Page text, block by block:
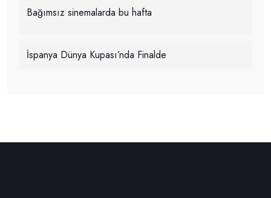
Bağımsız sinemalarda bu hafta
İspanya Dünya Kupası’nda Finalde